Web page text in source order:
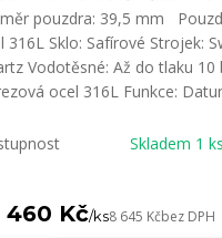
pouzdra: 39,5 mm
316L Sklo: Safírové Strojek:
Vodotěsné: Až do tlaku 10
ocel 316L Funkce:
Skladem 1 ks
460 Kč/ks8 645 Kčbez DPH